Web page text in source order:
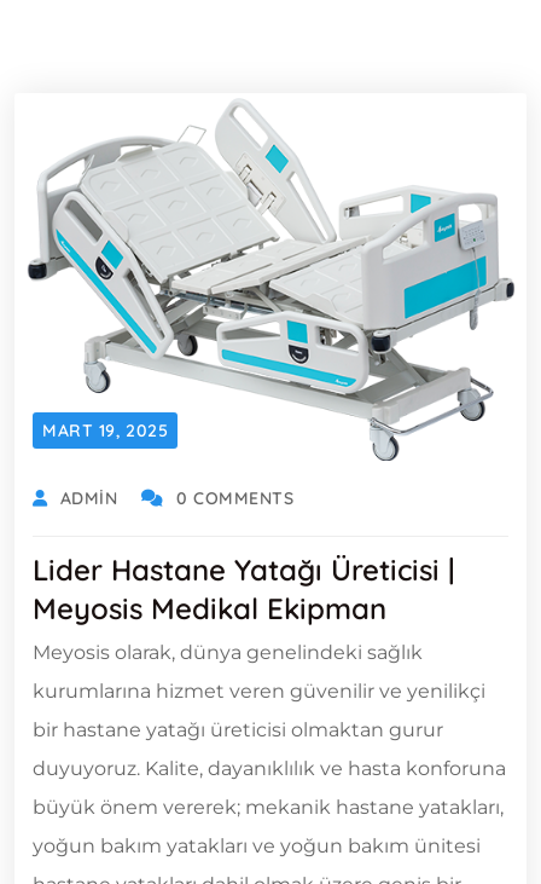
MART 19, 2025
ADMIN 0 COMMENTS
Lider Hastane Yatağı Üreticisi |
Meyosis Medikal Ekipman
Meyosis olarak, dünya genelindeki sağlık
kurumlarına hizmet veren güvenilir ve yenilikçi
bir hastane yatağı üreticisi olmaktan gurur
duyuyoruz. Kalite, dayanıklılık ve hasta konforuna
büyük önem vererek; mekanik hastane yatakları,
yoğun bakım yatakları ve yoğun bakım ünitesi